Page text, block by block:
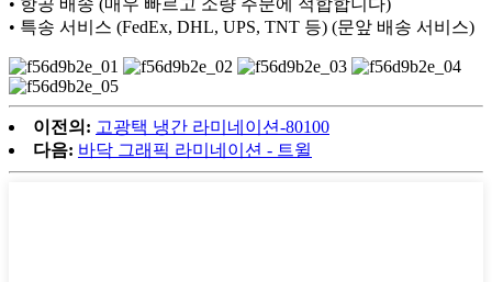
• 항공 배송 (매우 빠르고 소량 주문에 적합합니다)
• 특송 서비스 (FedEx, DHL, UPS, TNT 등) (문앞 배송 서비스)
이전의: 고광택 냉간 라미네이션-80100
다음: 바닥 그래픽 라미네이션 - 트윌